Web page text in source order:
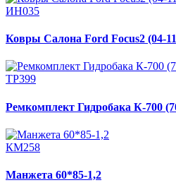
ИН035
Ковры Салона Ford Focus2 (04-
ТР399
Ремкомплект Гидробака К-700
КМ258
Манжета 60*85-1,2